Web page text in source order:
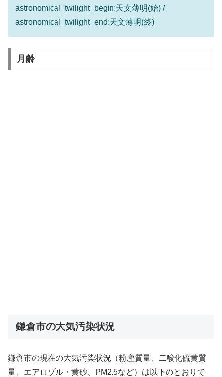
astronomical_twilight_begin:天文薄明(始) /
astronomical_twilight_end:天文薄明(終)
月齢
鎌倉市の大気汚染状況
鎌倉市の現在の大気汚染状況（粉塵質量、二酸化硫黄質
量、エアロゾル・黄砂、PM2.5など）は以下のとおりで